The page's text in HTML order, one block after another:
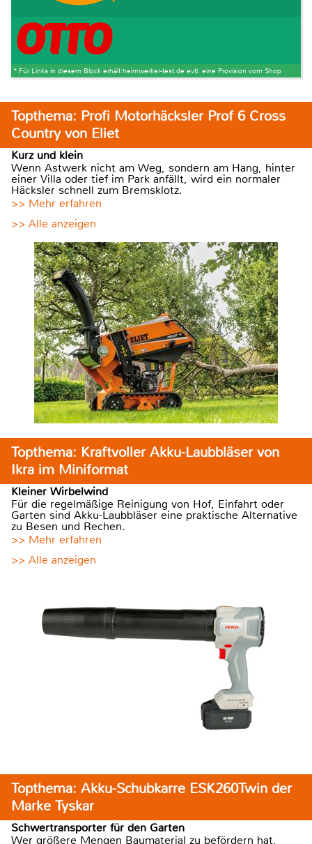
* Für Links in diesem Block erhält heimwerker-test.de evtl. eine Provision vom Shop
Topthema: Profi Motorhäcksler Prof 6 Cross
Country von Eliet
Kurz und klein
Wenn Astwerk nicht am Weg, sondern am Hang, hinter
einer Villa oder tief im Park anfällt, wird ein normaler
Häcksler schnell zum Bremsklotz.
>> Mehr erfahren
>> Alle anzeigen
Topthema: Kraftvoller Akku-Laubbläser von
Ikra im Miniformat
Kleiner Wirbelwind
Für die regelmäßige Reinigung von Hof, Einfahrt oder
Garten sind Akku-Laubbläser eine praktische Alternative
zu Besen und Rechen.
>> Mehr erfahren
>> Alle anzeigen
Topthema: Akku-Schubkarre ESK260Twin der
Marke Tyskar
Schwertransporter für den Garten
Wer größere Mengen Baumaterial zu befördern hat,